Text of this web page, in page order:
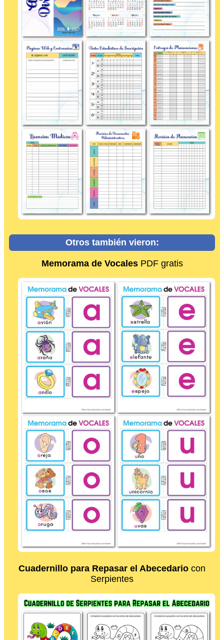
Otros también vieron:
Memorama de VocalesPDF gratis
Cuadernillo para Repasar el Abecedario con
Serpientes